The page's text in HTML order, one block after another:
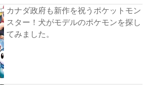
カナダ政府も新作を祝うポケットモン
スター！犬がモデルのポケモンを探し
てみました。